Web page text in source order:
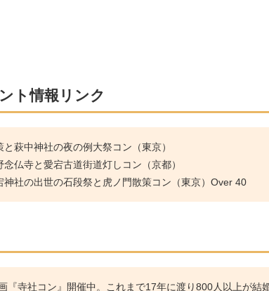
ト情報リンク
と萩中神社の夜の例大祭コン（東京）
念仏寺と愛宕古道街道灯しコン（京都）
神社の出世の石段祭と虎ノ門散策コン（東京）Over 40
『寺社コン』開催中。これまで17年に渡り800人以上が結